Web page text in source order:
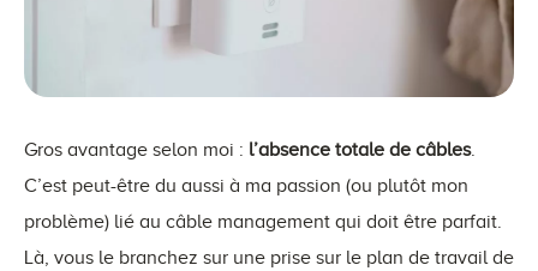
Gros avantage selon moi : l’absence totale de câbles.
C’est peut-être du aussi à ma passion (ou plutôt mon
problème) lié au câble management qui doit être parfait.
Là, vous le branchez sur une prise sur le plan de travail de